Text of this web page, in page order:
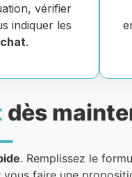
vérifier
indiquer les
.
dès
. Remplissez le